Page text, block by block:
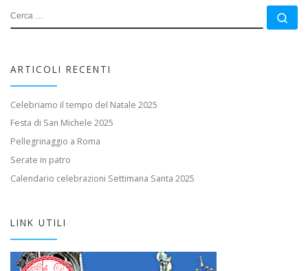
CERCA
ARTICOLI RECENTI
Celebriamo il tempo del Natale 2025
Festa di San Michele 2025
Pellegrinaggio a Roma
Serate in patro
Calendario celebrazioni Settimana Santa 2025
LINK UTILI